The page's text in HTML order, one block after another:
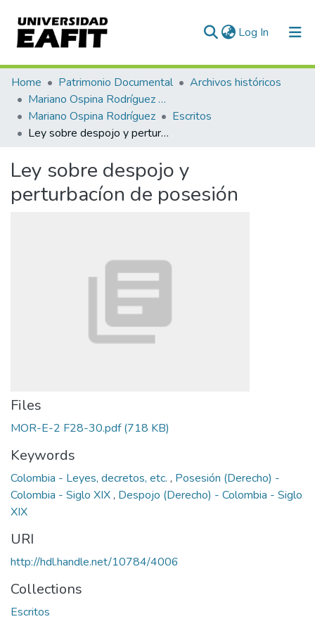
Log In (current)
Communities & Collections
All of DSpace
Statistics
Home Patrimonio Documental
Archivos históricos
Mariano Ospina Rodríguez (1826 -1912)
Mariano Ospina Rodríguez
Escritos
Ley sobre despojo y perturbacíon de posesión
Ley sobre despojo y
perturbacíon de posesión
Files
MOR-E-2 F28-30.pdf(718 KB)
Keywords
Colombia - Leyes, decretos, etc. , Posesión (Derecho) -
Colombia - Siglo XIX, Despojo (Derecho) - Colombia - Siglo
XIX
URI
http://hdl.handle.net/10784/4006
Collections
Escritos